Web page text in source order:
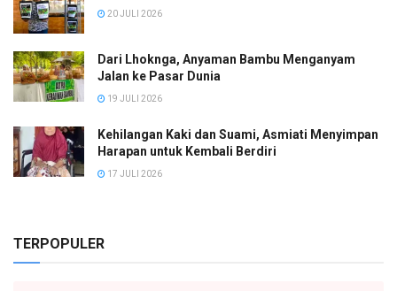
20 JULI 2026
Dari Lhoknga, Anyaman Bambu Menganyam
Jalan ke Pasar Dunia
19 JULI 2026
Kehilangan Kaki dan Suami, Asmiati Menyimpan
Harapan untuk Kembali Berdiri
17 JULI 2026
TERPOPULER